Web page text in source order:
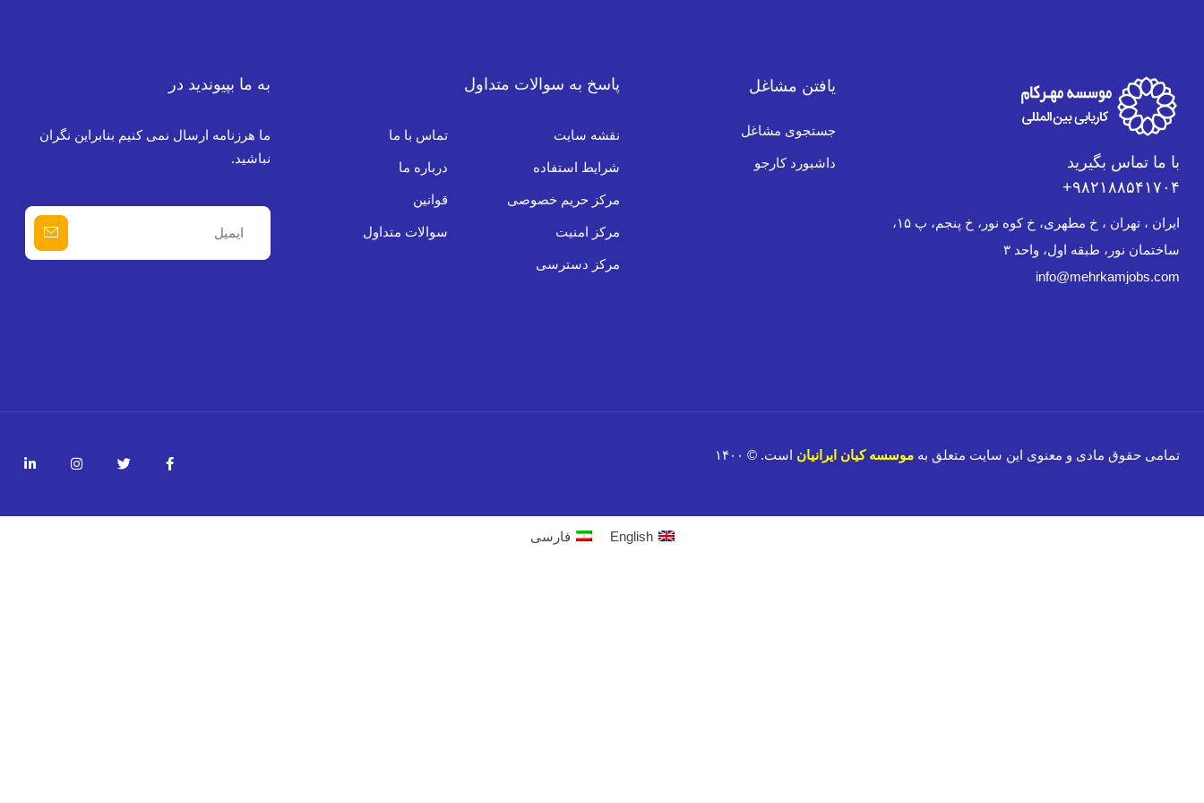
با ما تماس بگیرید
۹۸۲۱۸۸۵۴۱۷۰۴+
ایران ، تهران ، خ مطهری، خ کوه نور، خ پنجم، پ ۱۵،
ساختمان نور، طبقه اول، واحد ۳
info@mehrkamjobs.com
یافتن مشاغل
جستجوی مشاغل
داشبورد کارجو
پاسخ به سوالات متداول
نقشه سایت
شرایط استفاده
مرکز حریم خصوصی
مرکز امنیت
مرکز دسترسی
تماس با ما
درباره ما
قوانین
سوالات متداول
به ما بپیوندید در
ما هرزنامه ارسال نمی کنیم بنابراین نگران
نباشید.
تمامی حقوق مادی و معنوی این سایت متعلق به موسسه کیان ایرانیان است. © ۱۴۰۰
English فارسی